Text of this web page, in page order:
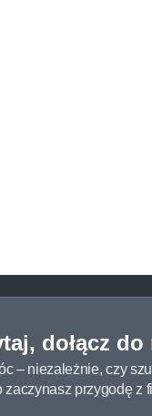
dołącz
– niezależnie, czy
przygodę z